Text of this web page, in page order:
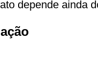
depende ainda